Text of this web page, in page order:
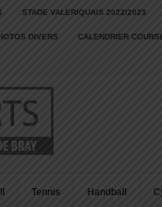
STADE VALERIQUAIS 2022/2023
DIVERS CALENDRIER
Tennis Handball